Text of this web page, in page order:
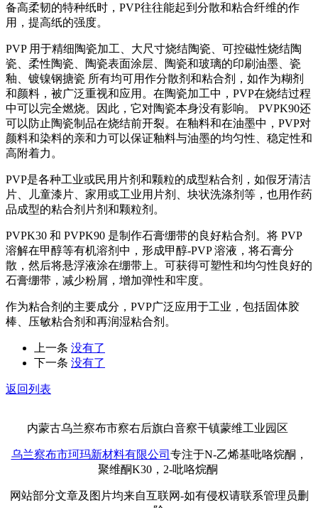
备高柔韧的特种纸时，PVP往往能起到分散和粘合纤维的作
用，提高纸的强度。
PVP 用于精细陶瓷加工、大尺寸烧结陶瓷、可控磁性烧结陶
瓷、柔性陶瓷、陶瓷表面涂层、陶瓷和玻璃的印刷油墨、瓷
釉、镀镍钢搪瓷 所有均可用作分散剂和粘合剂，如作为糊剂
和颜料，被广泛重视和应用。在陶瓷加工中，PVP在烧结过程
中可以完全燃烧。因此，它对陶瓷本身没有影响。 PVPK90还
可以防止陶瓷制品在烧结前开裂。在釉料和在油墨中，PVP对
颜料和染料的亲和力可以保证釉料与油墨的均匀性、稳定性和
高附着力。
PVP是各种工业或民用片剂和颗粒的成型粘合剂，如假牙清洁
片、儿童漆片、家用或工业用片剂、块状洗涤剂等，也用作药
品成型的粘合剂片剂和颗粒剂。
PVPK30 和 PVPK90 是制作石膏绷带的良好粘合剂。将 PVP
溶解在甲醇等有机溶剂中，形成甲醇-PVP 溶液，将石膏分
散，然后将悬浮液涂在绷带上。可获得可塑性和均匀性良好的
石膏绷带，减少粉屑，增加弹性和牢度。
作为粘合剂的主要成分，PVP广泛应用于工业，包括固体胶
棒、压敏粘合剂和再润湿粘合剂。
上一条 没有了
下一条 没有了
返回列表
内蒙古乌兰察布市察右后旗白音察干镇蒙维工业园区
乌兰察布市珂玛新材料有限公司 专注于N-乙烯基吡咯烷酮，
聚维酮K30，2-吡咯烷酮
网站部分文章及图片均来自互联网-如有侵权请联系管理员删